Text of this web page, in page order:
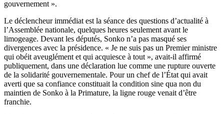
gouvernement ».
Le déclencheur immédiat est la séance des questions d’actualité à
l’Assemblée nationale, quelques heures seulement avant le
limogeage. Devant les députés, Sonko n’a pas masqué ses
divergences avec la présidence. « Je ne suis pas un Premier ministre
qui obéit aveuglément et qui acquiesce à tout », avait-il affirmé
publiquement, dans une déclaration lue comme une rupture ouverte
de la solidarité gouvernementale. Pour un chef de l’État qui avait
averti que sa confiance constituait la condition sine qua non du
maintien de Sonko à la Primature, la ligne rouge venait d’être
franchie.